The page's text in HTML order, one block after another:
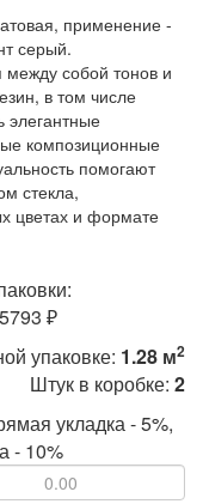
применение -
серый.
между собой тонов и
в том числе
элегантные
композиционные
помогают
стекла,
цветах и формате
5793 ₽
упаковке: 1.28 м2
Штук в коробке: 2
укладка - 5%,
- 10%